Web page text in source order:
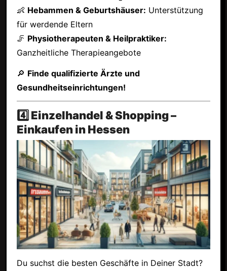
👶 Hebammen & Geburtshäuser: Unterstützung
für werdende Eltern
🦵 Physiotherapeuten & Heilpraktiker:
Ganzheitliche Therapieangebote
🔎 Finde qualifizierte Ärzte und
Gesundheitseinrichtungen!
4️⃣ Einzelhandel & Shopping –
Einkaufen in Hessen
Du suchst die besten Geschäfte in Deiner Stadt?